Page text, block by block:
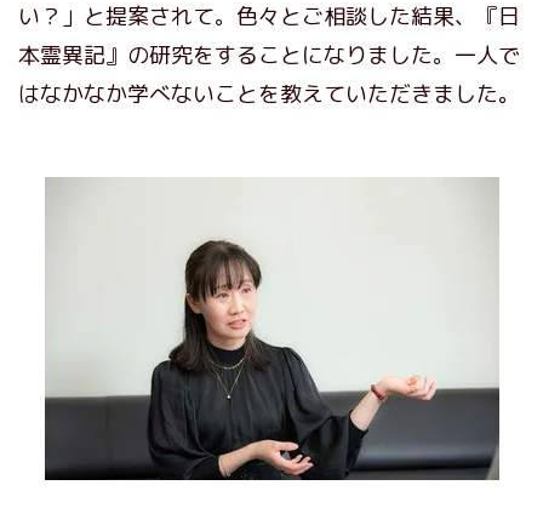
い？」と提案されて。色々とご相談した結果、『日
本霊異記』の研究をすることになりました。一人で
はなかなか学べないことを教えていただきました。